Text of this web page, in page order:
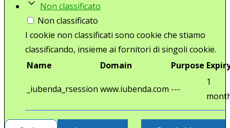
Non classificato
Non classificato
I cookie non classificati sono cookie che stiamo
classificando, insieme ai fornitori di singoli cookie.
Name
Domain Purpose
_iubenda_rsession www.iubenda.com ---
1